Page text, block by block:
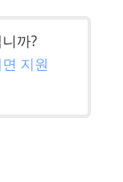
까?
지원